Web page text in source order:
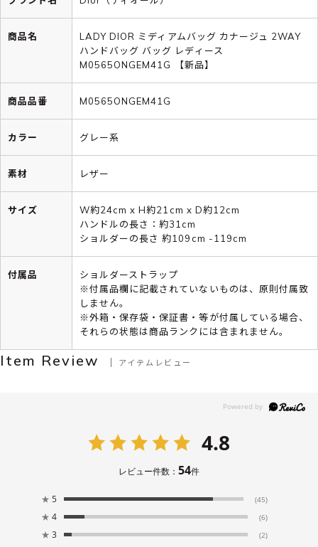
商品名
LADY DIOR ミディアムバッグ カナージュ 2WAY
ハンドバッグ バッグ レディース
M0565ONGEM41G 【新品】
商品品番 M0565ONGEM41G
カラー グレー系
素材 レザー
サイズ
W約24cm x H約21cm x D約12cm
ハンドルの長さ：約31cm
ショルダーの長さ 約109cm -119cm
付属品
ショルダーストラップ
※付属品欄に記載されていないものは、原則付属致
しません。
※外箱・保存袋・保証書・等が付属している場合、
それらの状態は商品ランクには含まれません。
Item Review アイテムレビュー
4.8
レビュー件数： 54件
★ 5 (45)
★ 4 (6)
★ 3 (2)